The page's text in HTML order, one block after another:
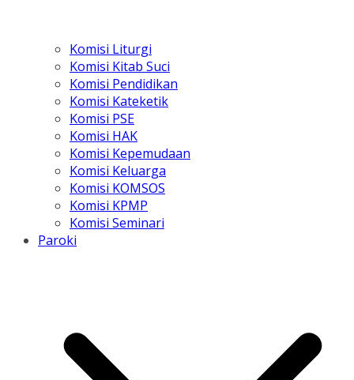
Komisi Liturgi
Komisi Kitab Suci
Komisi Pendidikan
Komisi Kateketik
Komisi PSE
Komisi HAK
Komisi Kepemudaan
Komisi Keluarga
Komisi KOMSOS
Komisi KPMP
Komisi Seminari
Paroki